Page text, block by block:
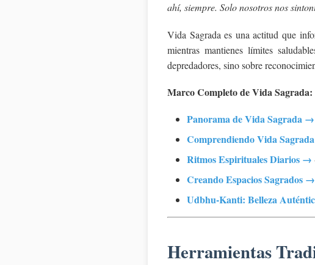
ahí, siempre. Solo nosotros nos
Vida Sagrada es una actitud que
mientras mantienes límites
depredadores, sino sobre
Marco Completo de Vida Sagrada:
Panorama de Vida Sagrada →
Comprendiendo Vida
Ritmos Espirituales Diarios →
Creando Espacios Sagrados →
Udbhu-Kanti: Belleza
Herramientas